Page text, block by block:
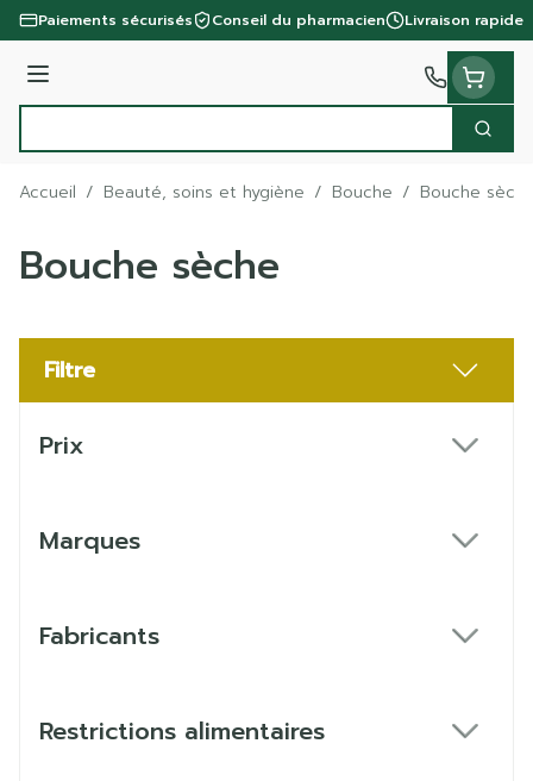
Aller au contenu
Paiements sécurisés Conseil du pharmacien Livraison rapide
Menu
Accueil / Beauté, soins et hygiène / Bouche / Bouche
Bouche sèche
Filtre
Prix
Marques
Fabricants
Restrictions alimentaires